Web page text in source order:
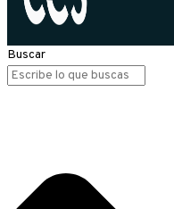
Buscar